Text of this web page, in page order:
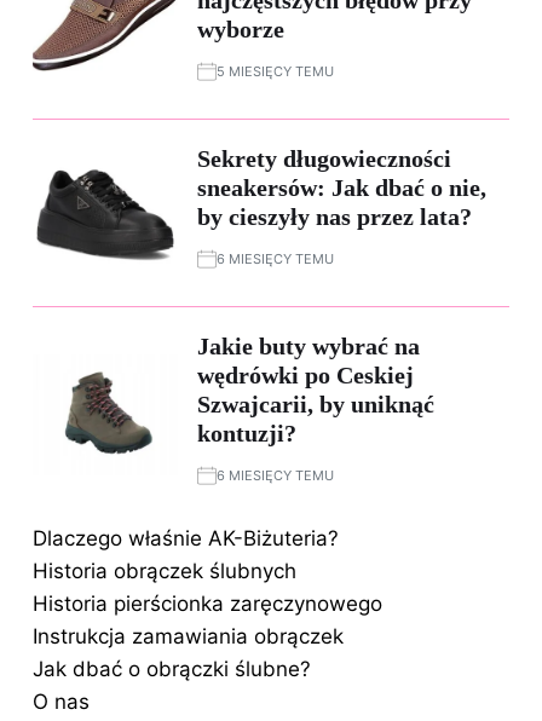
wyborze
5 MIESIĘCY TEMU
Sekrety długowieczności
sneakersów: Jak dbać o nie,
by cieszyły nas przez lata?
6 MIESIĘCY TEMU
Jakie buty wybrać na
wędrówki po Ceskiej
Szwajcarii, by uniknąć
kontuzji?
6 MIESIĘCY TEMU
Dlaczego właśnie AK-Biżuteria?
Historia obrączek ślubnych
Historia pierścionka zaręczynowego
Instrukcja zamawiania obrączek
Jak dbać o obrączki ślubne?
O nas